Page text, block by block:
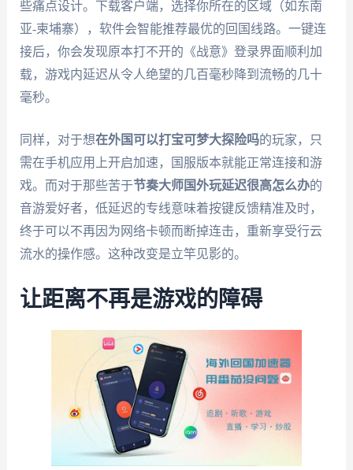
些痛点设计。下载客户端，选择你所在的区域（如东南
亚-柬埔寨），软件会智能推荐最优的回国线路。一键连
接后，你会发现原本打不开的《战意》登录界面顺利加
载，游戏内延迟从令人绝望的几百毫秒降到流畅的几十
毫秒。
同样，对于想在外国可以打宝可梦大探险吗的玩家，只
需在手机应用上开启加速，国服版本就能正常连接和游
戏。而对于那些苦于节奏大师国外玩延迟很高怎么办的
音游爱好者，低延迟的专线意味着按键反馈精准及时，
终于可以不再因为网络卡顿而断掉连击，重新享受行云
流水的操作感。这种改变是立竿见影的。
让距离不再是游戏的障碍